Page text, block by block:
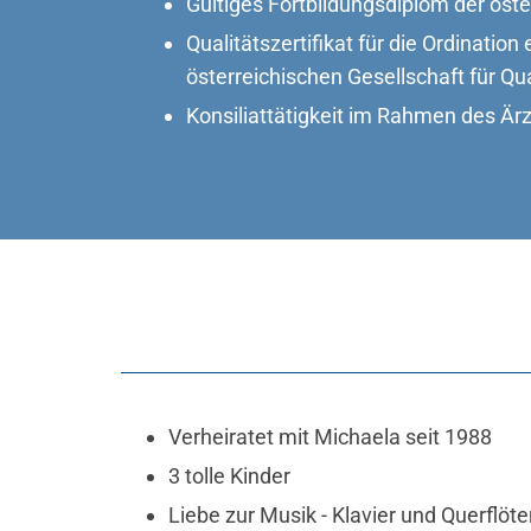
Qualitätszertifikat für die Ordination
österreichischen Gesellschaft für
Konsiliattätigkeit im Rahmen des
Verheiratet mit Michaela seit 1988
3 tolle Kinder
Liebe zur Musik - Klavier und